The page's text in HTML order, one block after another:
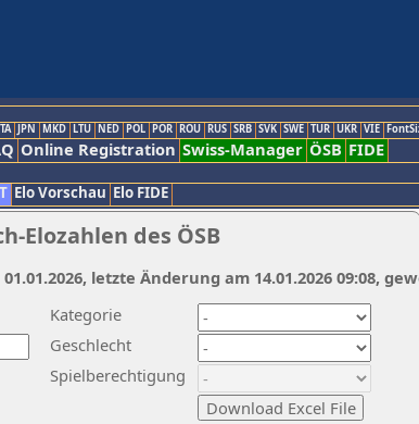
JPN MKD LTU NED POL POR ROU RUS SRB SVK SWE TUR UKR VIE
Online Registration Swiss-Manager ÖSB FIDE
Elo Vorschau Elo FIDE
Elozahlen des ÖSB
Kategorie
Geschlecht
Spielberechtigung
letzte Änderung am 14.01.2026 09:08,